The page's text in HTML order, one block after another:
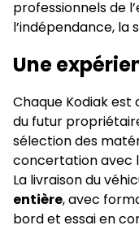
professionnels de
l’indépendance, la
Une
Chaque Kodiak est
du futur
sélection des
concertation avec
La livraison du
entière, avec
bord et essai en